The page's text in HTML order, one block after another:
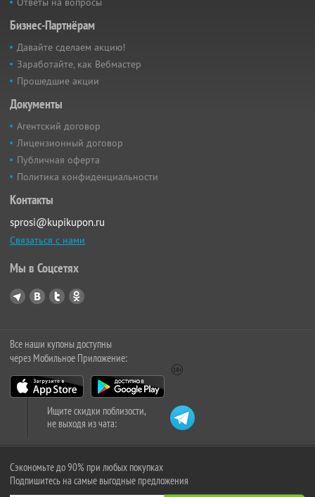
Бизнес-Партнёрам
Давайте сделаем акцию!
Заработайте, как Вебмастер
Прошедшие акции
Документы
Агентский договор
Лицензионный договор
Публичная оферта
Политика конфиденциальности
Контакты
sprosi@kupikupon.ru
Связаться с нами
Мы в Соцсетях
Все наши купоны доступны
через Мобильное Приложение:
Ищите скидки поблизости,
не выходя из чата:
Сэкономьте до 90% при любых покупках
Подпишитесь на самые выгодные предложения